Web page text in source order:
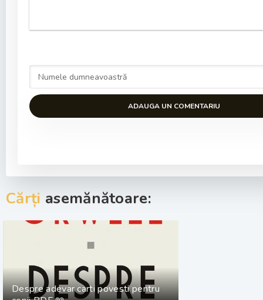
ADAUGA UN COMENTARIU
Cărți asemănătoare:
Despre adevar carti povesti pentru